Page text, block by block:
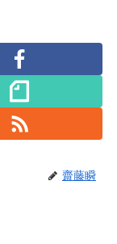
齋藤瞬